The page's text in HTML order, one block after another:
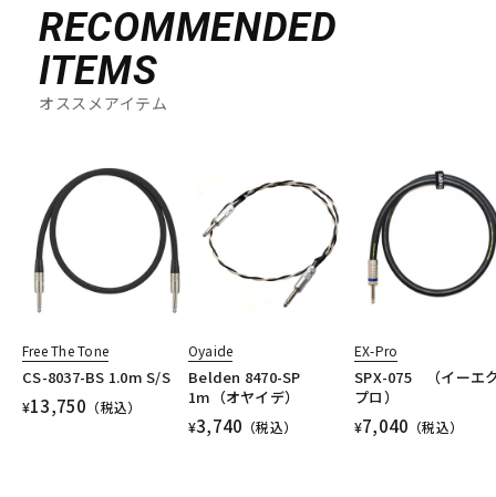
RECOMMENDED
ITEMS
オススメアイテム
Free The Tone
CS-8037-BS 1.0m S/S
¥13,750 （税込）
Oyaide
Belden 8470-SP
1m（オヤイデ）
¥3,740 （税込）
EX-Pro
SPX-075 （イーエ
プロ）
¥7,040 （税込）